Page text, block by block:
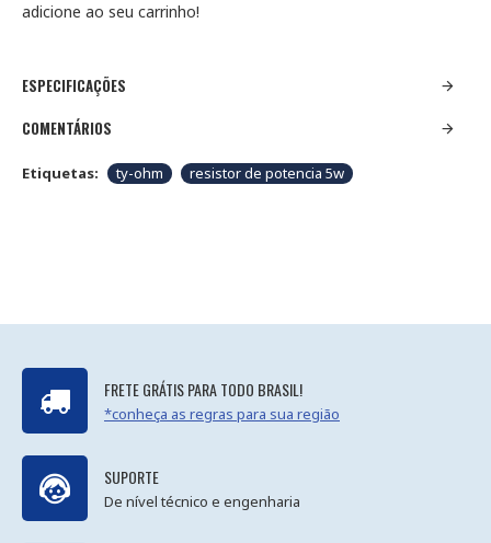
adicione ao seu carrinho!
ESPECIFICAÇÕES
COMENTÁRIOS
Etiquetas: ty-ohm resistor de potencia 5w
FRETE GRÁTIS PARA TODO BRASIL!
*conheça as regras para sua região
SUPORTE
De nível técnico e engenharia